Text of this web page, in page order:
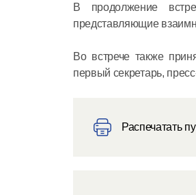
В продолжение
представляющие
Во встрече также
первый секретарь,
Распечатать